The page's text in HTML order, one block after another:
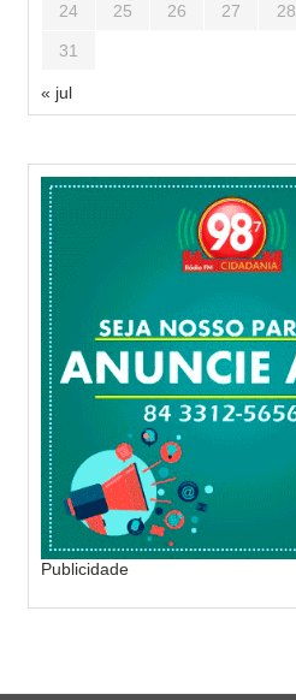
24 25 26 27 28
31
« jul
Publicidade